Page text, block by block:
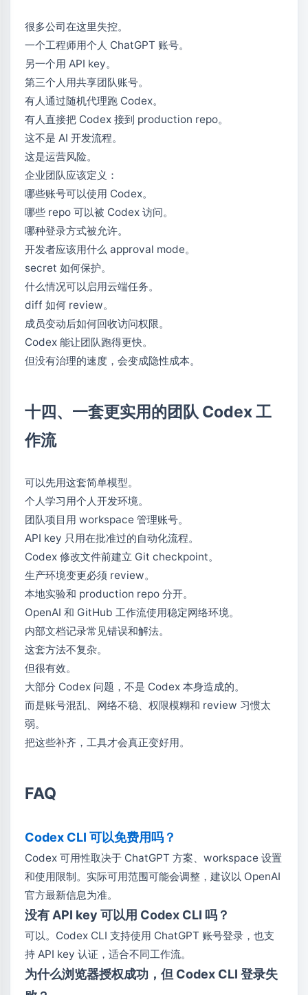
很多公司在这里失控。
一个工程师用个人 ChatGPT 账号。
另一个用 API key。
第三个人用共享团队账号。
有人通过随机代理跑 Codex。
有人直接把 Codex 接到 production repo。
这不是 AI 开发流程。
这是运营风险。
企业团队应该定义：
哪些账号可以使用 Codex。
哪些 repo 可以被 Codex 访问。
哪种登录方式被允许。
开发者应该用什么 approval mode。
secret 如何保护。
什么情况可以启用云端任务。
diff 如何 review。
成员变动后如何回收访问权限。
Codex 能让团队跑得更快。
但没有治理的速度，会变成隐性成本。
十四、一套更实用的团队 Codex 工
作流
可以先用这套简单模型。
个人学习用个人开发环境。
团队项目用 workspace 管理账号。
API key 只用在批准过的自动化流程。
Codex 修改文件前建立 Git checkpoint。
生产环境变更必须 review。
本地实验和 production repo 分开。
OpenAI 和 GitHub 工作流使用稳定网络环境。
内部文档记录常见错误和解法。
这套方法不复杂。
但很有效。
大部分 Codex 问题，不是 Codex 本身造成的。
而是账号混乱、网络不稳、权限模糊和 review 习惯太
弱。
把这些补齐，工具才会真正变好用。
FAQ
Codex CLI 可以免费用吗？
Codex 可用性取决于 ChatGPT 方案、workspace 设置
和使用限制。实际可用范围可能会调整，建议以 OpenAI
官方最新信息为准。
没有 API key 可以用 Codex CLI 吗？
可以。Codex CLI 支持使用 ChatGPT 账号登录，也支
持 API key 认证，适合不同工作流。
为什么浏览器授权成功，但 Codex CLI 登录失